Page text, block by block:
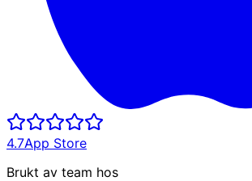
4.7App Store
Brukt av team hos